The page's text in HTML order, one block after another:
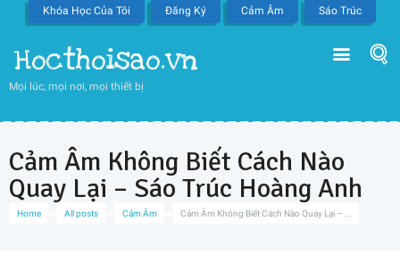
Khóa Học Của Tôi Đăng Ký Cảm Âm Sáo Trúc
Hocthoisao.vn
Mọi lúc, mọi nơi, mọi thiết bị
Home All posts Cảm Âm Cảm Âm Không Biết Cách Nào Quay Lại –...
Cảm Âm Không Biết Cách Nào
Quay Lại – Sáo Trúc Hoàng Anh